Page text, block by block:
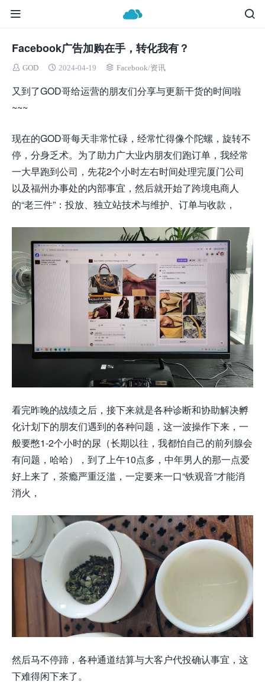
Facebook广告加购在手，转化我有？
GOD 2024-04-19 Facebook/资讯
又到了GOD哥给运营的朋友们分享与更新干货的时间啦
~~~
现在的GOD哥每天非常忙碌，经常忙得像个陀螺，旋转不
停，分身乏术。为了助力广大业内朋友们跑订单，我经常
一大早跑到公司，先花2个小时左右时间处理完厦门公司
以及福州办事处的内部事宜，然后就开始了跨境电商人
的“老三件”：投放、独立站技术与维护、订单与收款，
看完昨晚的战绩之后，接下来就是各种诊断和协助解决孵
化计划下的朋友们遇到的各种问题，这一波操作下来，一
般要憋1-2个小时的尿（长期以往，我都怕自己的前列腺会
有问题，哈哈），到了上午10点多，中年男人的那一点爱
好上来了，茶瘾严重泛滥，一定要来一口“铁观音”才能消
消火，
然后马不停蹄，各种通道结算与大客户代投确认事宜，这
下难得闲下来了。